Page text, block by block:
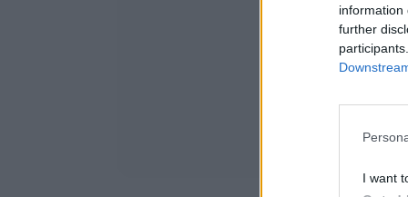
information
further
I want